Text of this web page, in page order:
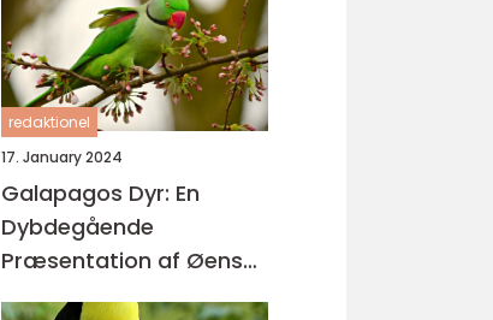
redaktionel
17. January 2024
Galapagos Dyr: En
Dybdegående
Præsentation af Øens
Enestående Skabninger